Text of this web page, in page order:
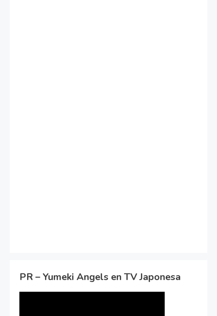
PR – Yumeki Angels en TV Japonesa